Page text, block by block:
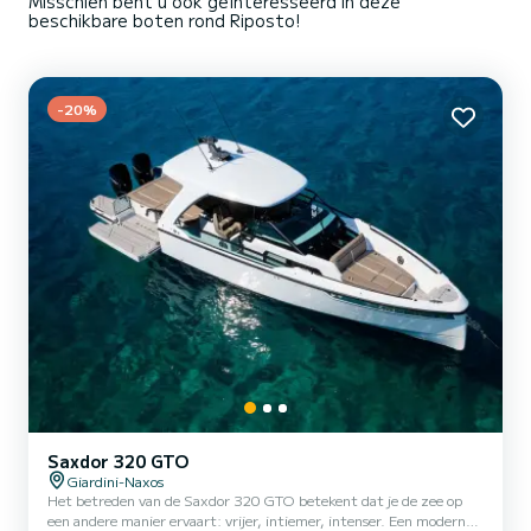
beschikbare boten rond Riposto!
-20%
Saxdor 320 GTO
Giardini-Naxos
Het betreden van de Saxdor 320 GTO betekent dat je de zee op
een andere manier ervaart: vrijer, intiemer, intenser. Een moderne